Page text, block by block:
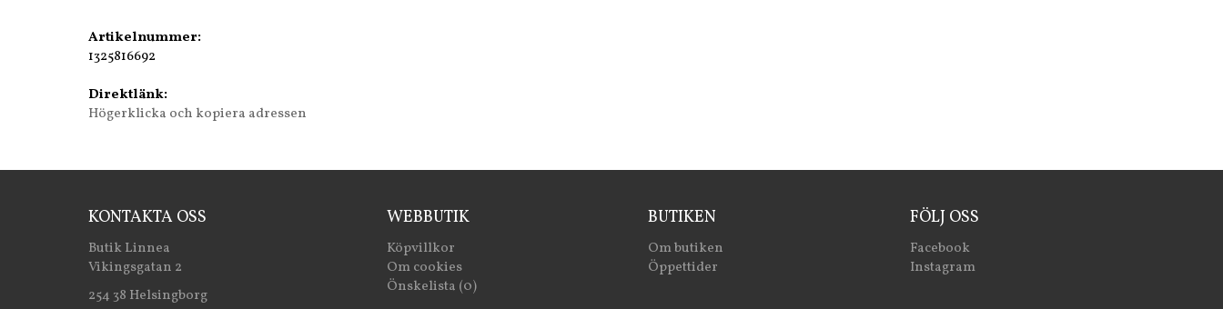
Artikelnummer:
1325816692
Direktlänk:
Högerklicka och kopiera adressen
KONTAKTA OSS
Butik Linnea
Vikingsgatan 2
254 38 Helsingborg
WEBBUTIK
Köpvillkor
Om cookies
Önskelista (0)
BUTIKEN
Om butiken
Öppettider
FÖLJ OSS
Facebook
Instagram